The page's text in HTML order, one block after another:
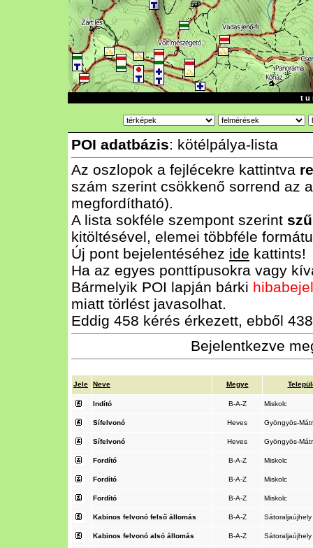
t u
POI adatbázis: kötélpálya-lista
Az oszlopok a fejlécekre kattintva
szám szerint csökkenő sorrend az
megfordítható).
A lista sokféle szempont szerint
kitöltésével, elemei többféle
Új pont bejelentéséhez ide kattints!
Ha az egyes ponttípusokra vagy
Bármelyik POI lapján bárki
miatt törlést javasolhat.
Eddig 458 kérés érkezett, ebből
Bejelentkezve
Jele Neve Megye
Indító B-A-Z Miskolc
Sífelvonó Heves Gyöngyös-
Sífelvonó Heves Gyöngyös-
Fordító B-A-Z Miskolc
Fordító B-A-Z Miskolc
Fordító B-A-Z Miskolc
Kabinos felvonó felső állomás B-A-Z Sátoraljaújhely
Kabinos felvonó alsó állomás B-A-Z Sátoraljaújhely